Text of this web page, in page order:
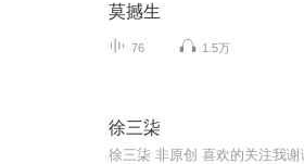
莫撼生
76 1.5万
徐三柒
徐三柒 非原创 喜欢的关注我谢